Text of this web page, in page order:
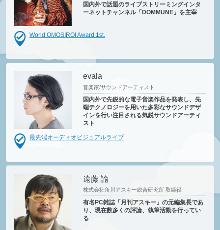
国内外で話題のライブストリーミングインタ
ーネットチャンネル「DOMMUNE」を主宰
World OMOSIROI Award 1st.
evala
音楽家/サウンドアーティスト
国内外で先鋭的な電子音楽作品を発表し、先
端テクノロジーを用いた多彩なサウンドデザ
インを行い注目される気鋭サウンドアーティ
スト
最先端オーディオビジュアルライブ
遠藤 諭
株式会社角川アスキー総合研究所 取締役
有名PC雑誌「月刊アスキー」の元編集長であ
り、現在数多くの評論、執筆活動を行ってい
る